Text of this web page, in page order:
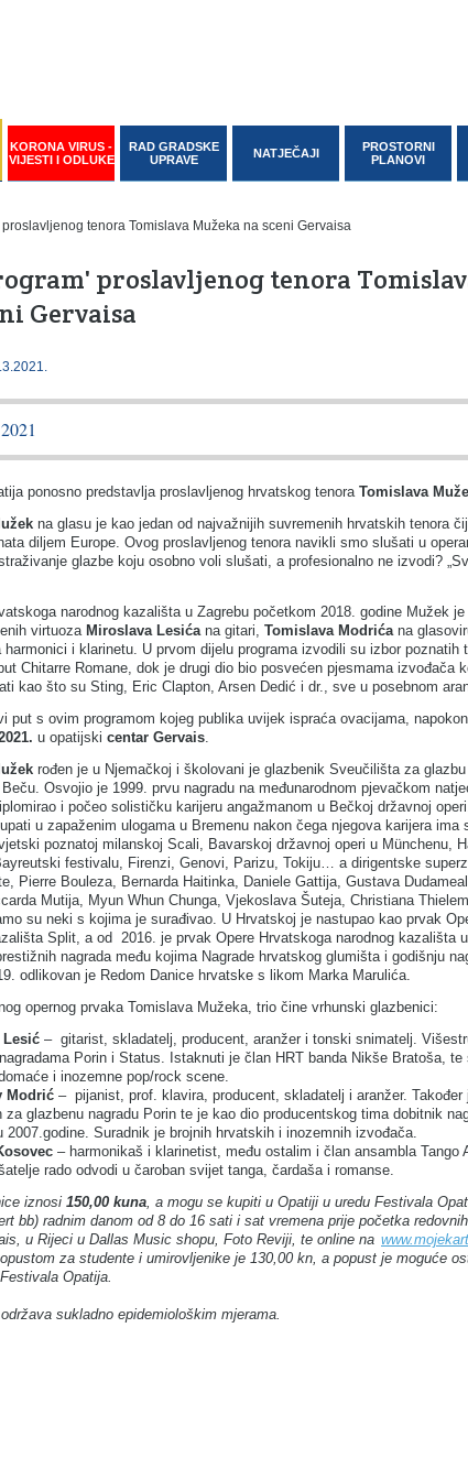
KORONA VIRUS -
VIJESTI I ODLUKE
RAD GRADSKE
UPRAVE
NATJEČAJI
PROSTORNI
PLANOVI
proslavljenog tenora
Gervaisa
ponosno predstavlja proslavljenog hrvatskog tenora Tomislava
na glasu je kao jedan od najvažnijih suvremenih hrvatskih tenora
diljem Europe. Ovog proslavljenog tenora navikli smo slušati u
glazbe koju osobno voli slušati, a profesionalno ne izvodi?
narodnog kazališta u Zagrebu početkom 2018. godine Mužek
virtuoza Miroslava Lesića na gitari, Tomislava Modrića na
harmonici i klarinetu. U prvom dijelu programa izvodili su izbor poznatih
Chitarre Romane, dok je drugi dio bio posvećen pjesmama izvođača
kao što su Sting, Eric Clapton, Arsen Dedić i dr., sve u posebnom
put s ovim programom kojeg publika uvijek ispraća ovacijama,
u opatijski centar Gervais
rođen je u Njemačkoj i školovani je glazbenik Sveučilišta za
Osvojio je 1999. prvu nagradu na međunarodnom pjevačkom
i počeo solističku karijeru angažmanom u Bečkoj državnoj
u zapaženim ulogama u Bremenu nakon čega njegova karijera ima
poznatoj milanskoj Scali, Bavarskoj državnoj operi u Münchenu,
festivalu, Firenzi, Genovi, Parizu, Tokiju… a dirigentske
Pierre Bouleza, Bernarda Haitinka, Daniele Gattija, Gustava
Mutija, Myun Whun Chunga, Vjekoslava Šuteja, Christiana
su neki s kojima je surađivao. U Hrvatskoj je nastupao kao prvak
Split, a od 2016. je prvak Opere Hrvatskoga narodnog kazališta u
nagrada među kojima Nagrade hrvatskog glumišta i godišnju
odlikovan je Redom Danice hrvatske s likom Marka Marulića.
opernog prvaka Tomislava Mužeka, trio čine vrhunski glazbenici:
Lesić – gitarist, skladatelj, producent, aranžer i tonski snimatelj.
Porin i Status. Istaknuti je član HRT banda Nikše Bratoša, te
i inozemne pop/rock scene.
Modrić – pijanist, prof. klavira, producent, skladatelj i aranžer. Također
za glazbenu nagradu Porin te je kao dio producentskog tima dobitnik
2007.godine. Suradnik je brojnih hrvatskih i inozemnih izvođača.
– harmonikaš i klarinetist, među ostalim i član ansambla Tango
rado odvodi u čaroban svijet tanga, čardaša i romanse.
iznosi 150,00 kuna , a mogu se kupiti u Opatiji u uredu Festivala
bb) radnim danom od 8 do 16 sati i sat vremena prije početka
u Rijeci u Dallas Music shopu, Foto Reviji, te online na
za studente i umirovljenike je 130,00 kn, a popust je moguće
Opatija.
sukladno epidemiološkim mjerama.